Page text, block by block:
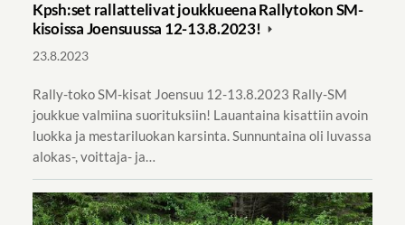
Kpsh:set rallattelivat joukkueena Rallytokon SM-
kisoissa Joensuussa 12-13.8.2023!
23.8.2023
Rally-toko SM-kisat Joensuu 12-13.8.2023 Rally-SM
joukkue valmiina suorituksiin! Lauantaina kisattiin avoin
luokka ja mestariluokan karsinta. Sunnuntaina oli luvassa
alokas-, voittaja- ja…